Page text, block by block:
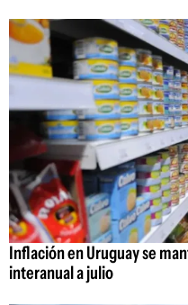
Inflación en Uruguay se
interanual a julio